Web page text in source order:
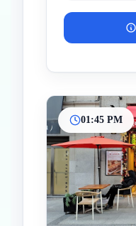
01:45 PM